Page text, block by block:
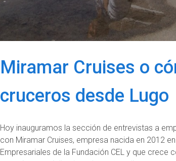
Miramar Cruises o
cruceros desde Lugo
Hoy inauguramos la sección de entrevistas a
con Miramar Cruises, empresa nacida en 2012
Empresariales de la Fundación CEL y que crece